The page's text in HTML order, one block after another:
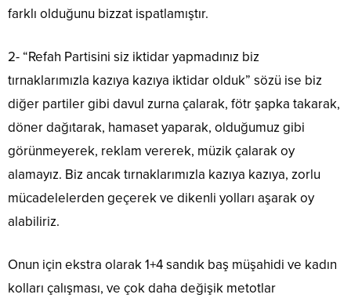
farklı olduğunu bizzat ispatlamıştır.
2- “Refah Partisini siz iktidar yapmadınız biz
tırnaklarımızla kazıya kazıya iktidar olduk” sözü ise biz
diğer partiler gibi davul zurna çalarak, fötr şapka takarak,
döner dağıtarak, hamaset yaparak, olduğumuz gibi
görünmeyerek, reklam vererek, müzik çalarak oy
alamayız. Biz ancak tırnaklarımızla kazıya kazıya, zorlu
mücadelelerden geçerek ve dikenli yolları aşarak oy
alabiliriz.
Onun için ekstra olarak 1+4 sandık baş müşahidi ve kadın
kolları çalışması, ve çok daha değişik metotlar